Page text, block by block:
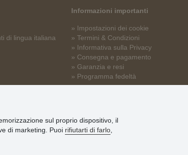
di lingua italiana
Informazioni importanti
» Impostazioni dei cookie
» Termini & Condizioni
» Informativa sulla Privacy
» Consegna e pagamento
» Garanzia e resi
» Programma fedeltà
sul proprio dispositivo, il
di marketing. Puoi rifiutarti di farlo